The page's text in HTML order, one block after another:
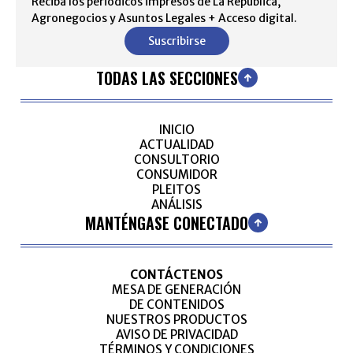
Agronegocios y Asuntos Legales + Acceso digital.
Suscribirse
TODAS LAS SECCIONES
INICIO
ACTUALIDAD
CONSULTORIO
CONSUMIDOR
PLEITOS
ANÁLISIS
MANTÉNGASE CONECTADO
CONTÁCTENOS
MESA DE GENERACIÓN
DE CONTENIDOS
NUESTROS PRODUCTOS
AVISO DE PRIVACIDAD
TÉRMINOS Y CONDICIONES